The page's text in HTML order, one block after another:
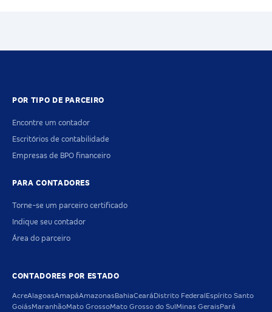
POR TIPO DE PARCEIRO
Encontre um contador
Escritórios de contabilidade
Empresas de BPO financeiro
PARA CONTADORES
Torne-se um parceiro certificado
Indique seu contador
Área do parceiro
CONTADORES POR ESTADO
AcreAlagoasAmapáAmazonas BahiaCeará Distrito Federal Espírito Santo
GoiásMaranhãoMato GrossoMato Grosso do Sul Minas Gerais Pará